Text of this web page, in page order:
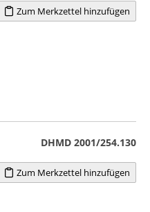
Zum Merkzettel hinzufügen
DHMD 2001/254.130
Zum Merkzettel hinzufügen